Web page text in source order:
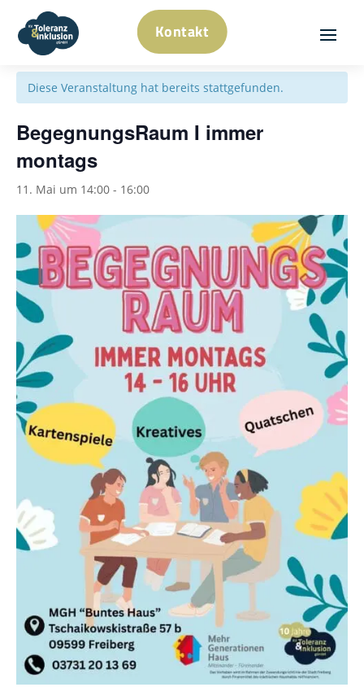
Kontakt
« Alle Veranstaltungen
Diese Veranstaltung hat bereits stattgefunden.
BegegnungsRaum I immer
montags
11. Mai um 14:00 - 16:00